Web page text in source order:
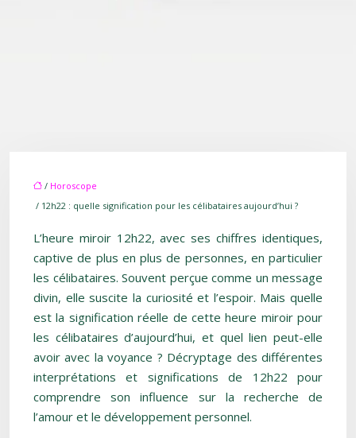
/ Horoscope
/ 12h22 : quelle signification pour les célibataires aujourd’hui ?
L’heure miroir 12h22, avec ses chiffres identiques,
captive de plus en plus de personnes, en particulier
les célibataires. Souvent perçue comme un message
divin, elle suscite la curiosité et l’espoir. Mais quelle
est la signification réelle de cette heure miroir pour
les célibataires d’aujourd’hui, et quel lien peut-elle
avoir avec la voyance ? Décryptage des différentes
interprétations et significations de 12h22 pour
comprendre son influence sur la recherche de
l’amour et le développement personnel.